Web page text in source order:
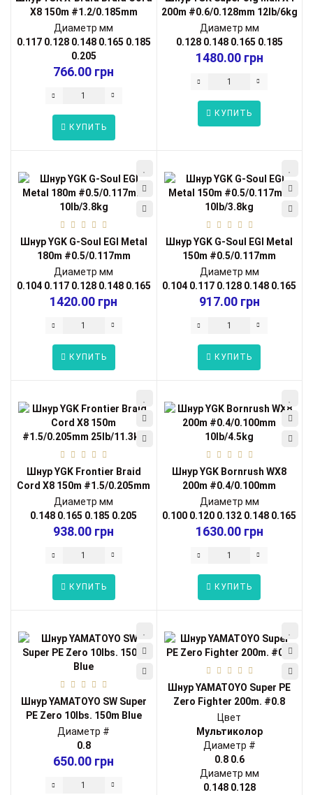
X8 150m #1.2/0.185mm
25lb/1...
Диаметр мм
0.117 0.128 0.148 0.165 0.185
0.205
766.00 грн
КУПИТЬ
200m #0.6/0.128mm 12lb/6kg
Диаметр мм
0.128 0.148 0.165 0.185
1480.00 грн
КУПИТЬ
Шнур YGK G-Soul EGI Metal
180m #0.5/0.117mm
10lb/3.8kg
Диаметр мм
0.104 0.117 0.128 0.148 0.165
1420.00 грн
КУПИТЬ
Шнур YGK G-Soul EGI Metal
150m #0.5/0.117mm
10lb/3.8kg
Диаметр мм
0.104 0.117 0.128 0.148 0.165
917.00 грн
КУПИТЬ
Шнур YGK Frontier Braid
Cord X8 150m #1.5/0.205mm
25lb/...
Диаметр мм
0.148 0.165 0.185 0.205
938.00 грн
КУПИТЬ
Шнур YGK Bornrush WX8
200m #0.4/0.100mm
10lb/4.5kg
Диаметр мм
0.100 0.120 0.132 0.148 0.165
1630.00 грн
КУПИТЬ
Шнур YAMATOYO SW Super
PE Zero 10lbs. 150m Blue
Диаметр #
0.8
650.00 грн
Шнур YAMATOYO Super PE
Zero Fighter 200m. #0.8
Цвет
Мультиколор
Диаметр #
0.8 0.6
Диаметр мм
0.148 0.128